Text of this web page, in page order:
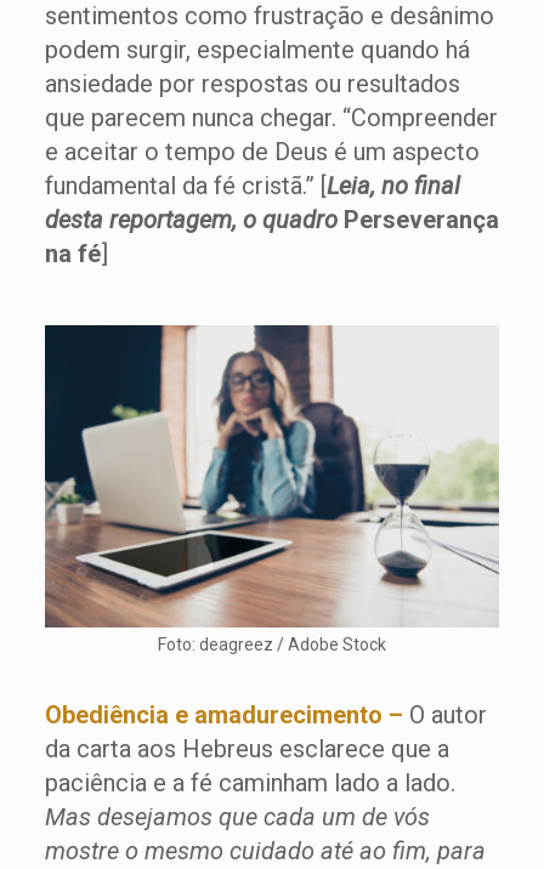
sentimentos como frustração e desânimo
podem surgir, especialmente quando há
ansiedade por respostas ou resultados
que parecem nunca chegar. “Compreender
e aceitar o tempo de Deus é um aspecto
fundamental da fé cristã.” [Leia, no final
desta reportagem, o quadro Perseverança
na fé]
Foto: deagreez / Adobe Stock
Obediência e amadurecimento – O autor
da carta aos Hebreus esclarece que a
paciência e a fé caminham lado a lado.
Mas desejamos que cada um de vós
mostre o mesmo cuidado até ao fim, para